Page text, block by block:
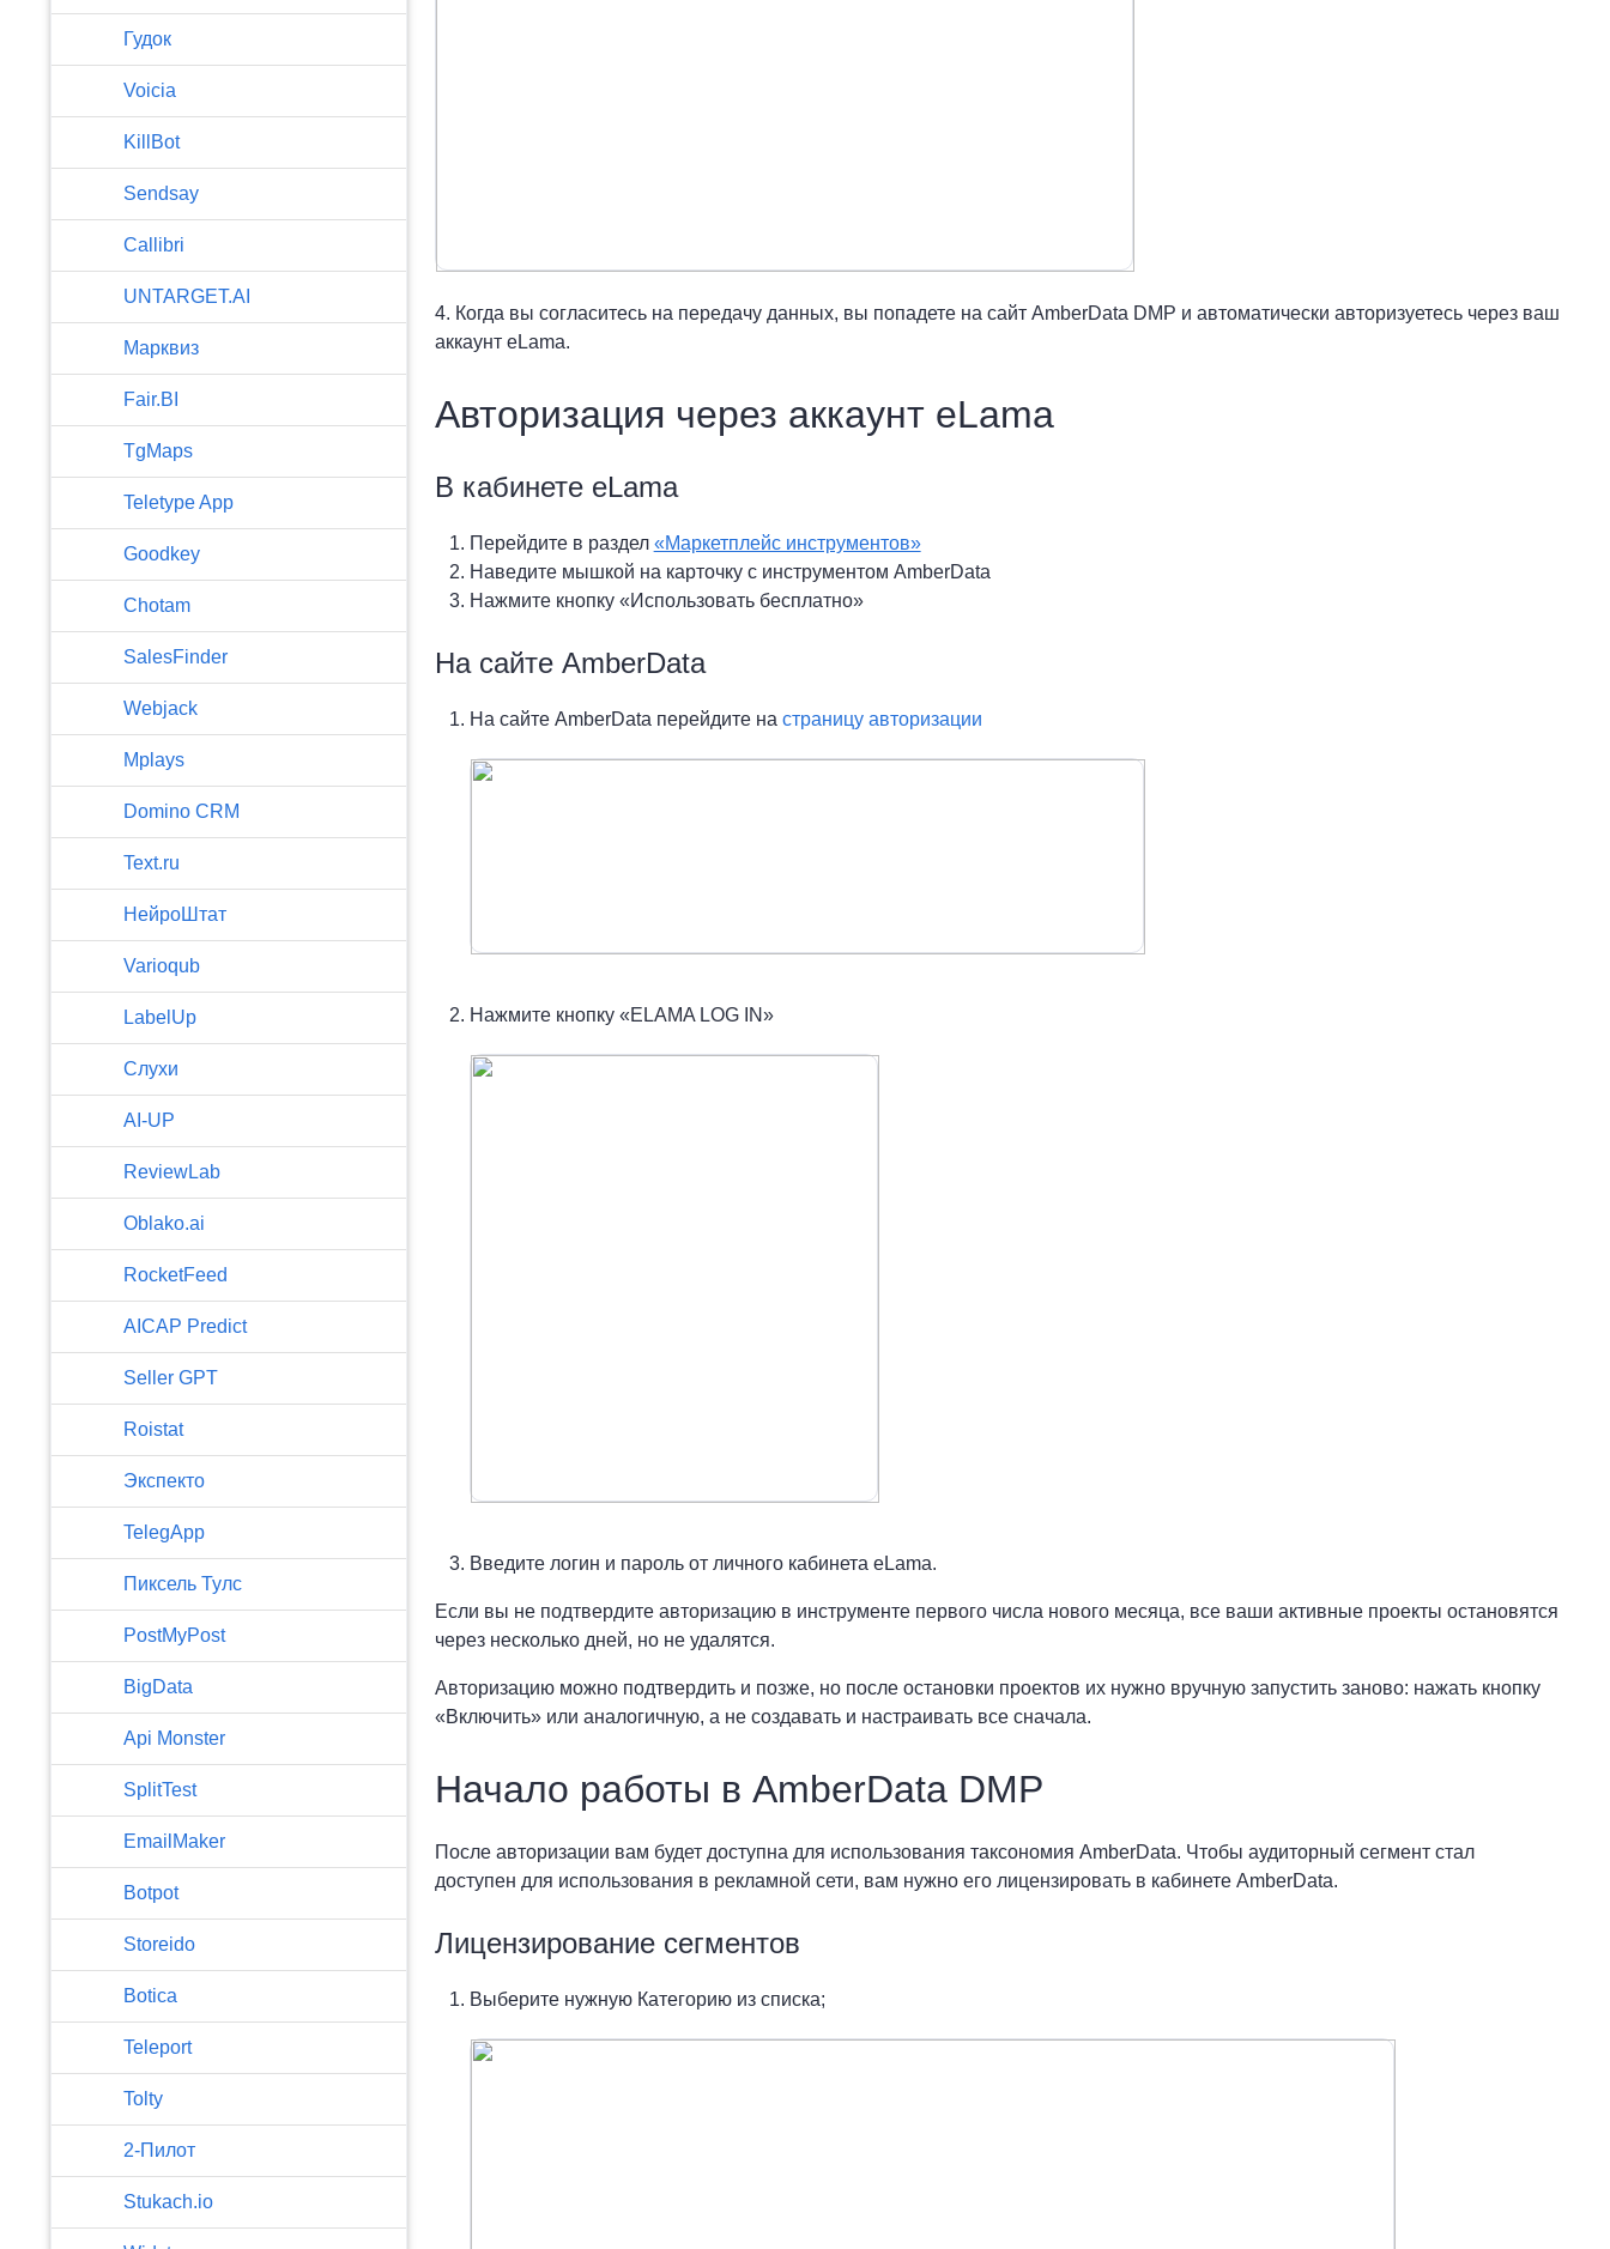
Гудок
Voicia
KillBot
Sendsay
Callibri
UNTARGET.AI
Марквиз
Fair.BI
TgMaps
Teletype App
Goodkey
Chotam
SalesFinder
Webjack
Mplays
Domino CRM
Text.ru
НейроШтат
Varioqub
LabelUp
Слухи
AI-UP
ReviewLab
Oblako.ai
RocketFeed
AICAP Predict
Seller GPT
Roistat
Экспекто
TelegApp
Пиксель Тулс
PostMyPost
BigData
Api Monster
SplitTest
EmailMaker
Botpot
Storeido
Botica
Teleport
Tolty
2-Пилот
Stukach.io
4. Когда вы согласитесь на передачу данных, вы попадете на сайт AmberData DMP и автоматически авторизуетесь через ваш
аккаунт eLama.
Авторизация через аккаунт eLama
В кабинете eLama
Перейдите в раздел «Маркетплейс инструментов»
Наведите мышкой на карточку с инструментом AmberData
Нажмите кнопку «Использовать бесплатно»
На сайте AmberData
На сайте AmberData перейдите на страницу авторизации
Нажмите кнопку «ELAMA LOG IN»
Введите логин и пароль от личного кабинета eLama.
Если вы не подтвердите авторизацию в инструменте первого числа нового месяца, все ваши активные проекты остановятся
через несколько дней, но не удалятся.
Авторизацию можно подтвердить и позже, но после остановки проектов их нужно вручную запустить заново: нажать кнопку
«Включить» или аналогичную, а не создавать и настраивать все сначала.
Начало работы в AmberData DMP
После авторизации вам будет доступна для использования таксономия AmberData. Чтобы аудиторный сегмент стал
доступен для использования в рекламной сети, вам нужно его лицензировать в кабинете AmberData.
Лицензирование сегментов
Выберите нужную Категорию из списка;